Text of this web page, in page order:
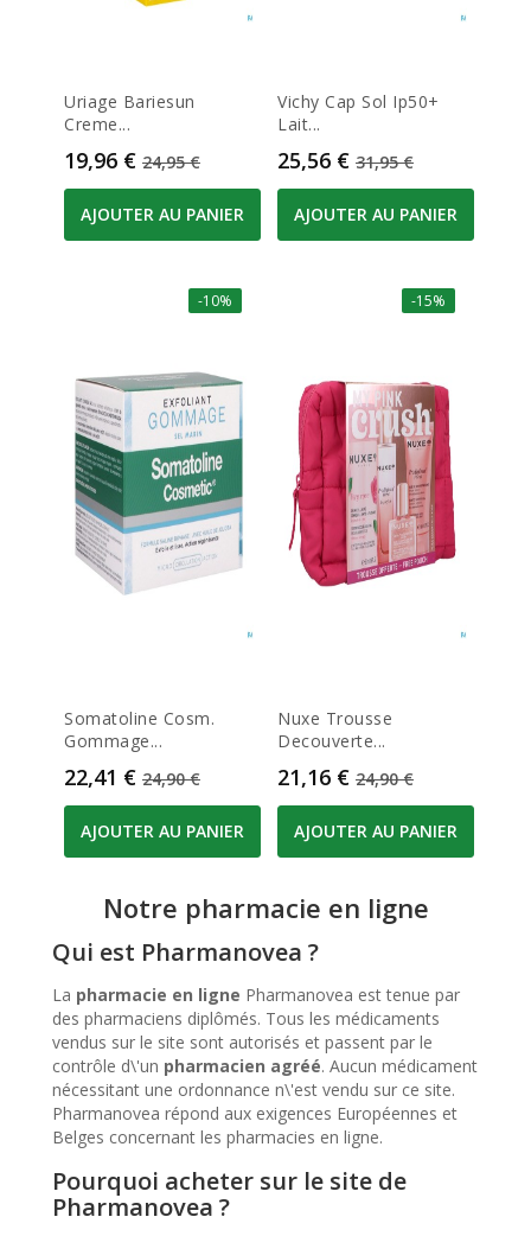
Uriage Bariesun
Creme...
Prix
19,96 € Prix de base
24,95 €
AJOUTER AU PANIER
Vichy Cap Sol Ip50+
Lait...
Prix
25,56 € Prix de base
31,95 €
AJOUTER AU PANIER
-10%
Somatoline Cosm.
Gommage...
Prix
22,41 € Prix de base
24,90 €
AJOUTER AU PANIER
-15%
Nuxe Trousse
Decouverte...
Prix
21,16 € Prix de base
24,90 €
AJOUTER AU PANIER
Notre pharmacie en ligne
Qui est Pharmanovea ?
La pharmacie en ligne Pharmanovea est tenue par
des pharmaciens diplômés. Tous les médicaments
vendus sur le site sont autorisés et passent par le
contrôle d\'un pharmacien agréé. Aucun médicament
nécessitant une ordonnance n\'est vendu sur ce site.
Pharmanovea répond aux exigences Européennes et
Belges concernant les pharmacies en ligne.
Pourquoi acheter sur le site de
Pharmanovea ?